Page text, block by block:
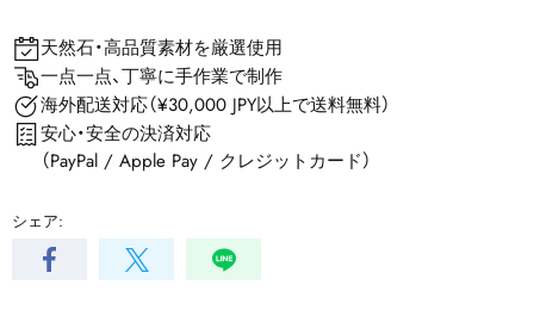
天然石・高品質素材を厳選使用
一点一点、丁寧に手作業で制作
海外配送対応（¥30,000 JPY以上で送料無料）
安心・安全の決済対応
（PayPal / Apple Pay / クレジットカード）
シェア: